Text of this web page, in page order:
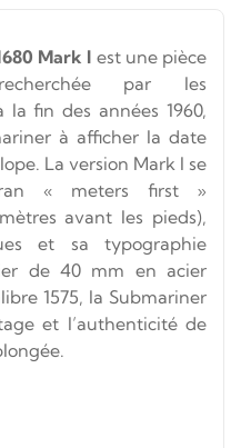
Mark I est une pièce
par les
fin des années 1960,
à afficher la date
La version Mark I se
« meters first »
avant les pieds),
et sa typographie
de 40 mm en acier
1575, la Submariner
et l’authenticité de